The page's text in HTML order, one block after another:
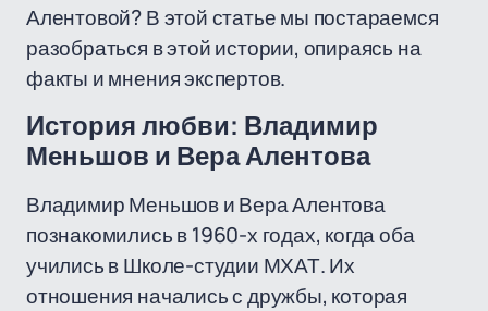
Алентовой? В этой статье мы постараемся
разобраться в этой истории, опираясь на
факты и мнения экспертов.
История любви: Владимир
Меньшов и Вера Алентова
Владимир Меньшов и Вера Алентова
познакомились в 1960-х годах, когда оба
учились в Школе-студии МХАТ. Их
отношения начались с дружбы, которая